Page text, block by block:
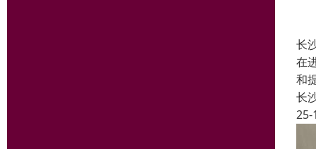
长
在
和
长
25-